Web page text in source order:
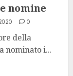
nomine
0
della
nominato i...